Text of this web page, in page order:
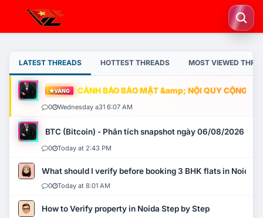
LATEST THREADS HOTTEST THREADS MOST VIEWED
VÀNG CẢNH BÁO BẢO MẬT &amp; NỘI QUY CỘNG
0 Wednesday a31 6:07 AM
BTC (Bitcoin) - Phân tích snapshot ngày 06/08/2026
0 Today at 2:43 PM
What should I verify before booking 3 BHK flats in Noida?
0 Today at 8:01 AM
How to Verify property in Noida Step by Step